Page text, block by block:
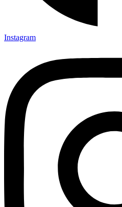
Instagram